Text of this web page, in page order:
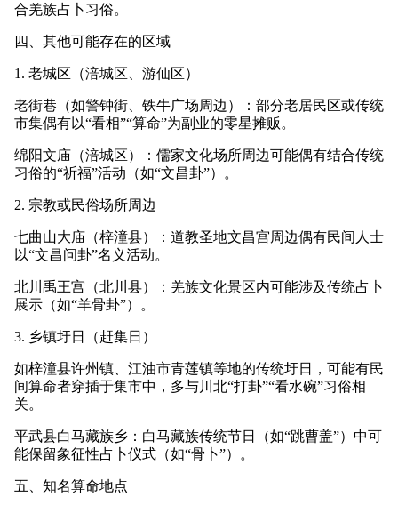
合羌族占卜习俗。
四、其他可能存在的区域
1. 老城区（涪城区、游仙区）
老街巷（如警钟街、铁牛广场周边）：部分老居民区或传统
市集偶有以“看相”“算命”为副业的零星摊贩。
绵阳文庙（涪城区）：儒家文化场所周边可能偶有结合传统
习俗的“祈福”活动（如“文昌卦”）。
2. 宗教或民俗场所周边
七曲山大庙（梓潼县）：道教圣地文昌宫周边偶有民间人士
以“文昌问卦”名义活动。
北川禹王宫（北川县）：羌族文化景区内可能涉及传统占卜
展示（如“羊骨卦”）。
3. 乡镇圩日（赶集日）
如梓潼县许州镇、江油市青莲镇等地的传统圩日，可能有民
间算命者穿插于集市中，多与川北“打卦”“看水碗”习俗相
关。
平武县白马藏族乡：白马藏族传统节日（如“跳曹盖”）中可
能保留象征性占卜仪式（如“骨卜”）。
五、知名算命地点